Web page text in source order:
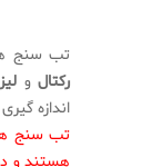
تب سنج
رکتالو
اندازه
تب سنج